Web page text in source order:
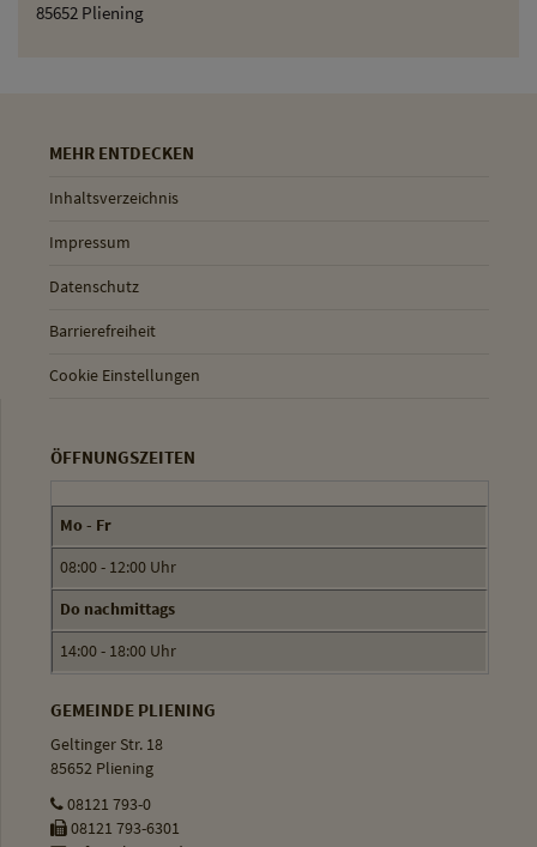
85652 Pliening
MEHR ENTDECKEN
Inhaltsverzeichnis
Impressum
Datenschutz
Barrierefreiheit
Cookie Einstellungen
ÖFFNUNGSZEITEN
Mo - Fr
08:00 - 12:00 Uhr
Do nachmittags
14:00 - 18:00 Uhr
GEMEINDE PLIENING
Geltinger Str. 18
85652 Pliening
08121 793-0
08121 793-6301